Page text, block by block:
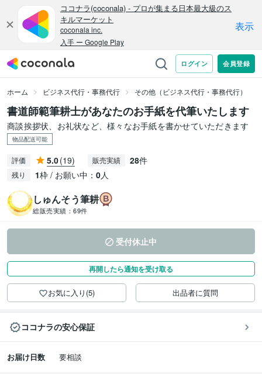
ホーム ビジネス代行・事務代行 その他（ビジネス代行・事務代行）
書道師範筆耕士があなたのお手紙を代筆いたします
商談挨拶状、お礼状など、様々なお手紙を書かせていただきます
物品配送可能
評価 5.0(19) 販売実績 28件
残り 1枠 / お願い中： 0人
しゅんそう筆耕
総販売実績： 69件
受付休止中
再開したら通知を受け取る
お気に入り(5) 出品者に質問
ココナラの安心保証
お届け日数 要相談